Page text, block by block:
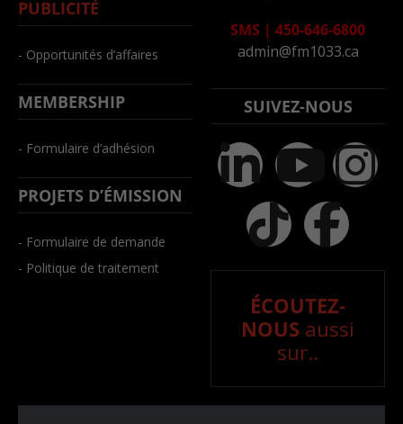
PUBLICITÉ
- Opportunités d’affaires
MEMBERSHIP
- Formulaire d’adhésion
PROJETS D’ÉMISSION
- Formulaire de demande
- Politique de traitement
SMS | 450-646-6800
admin@fm1033.ca
SUIVEZ-NOUS
ÉCOUTEZ-
NOUS aussi
sur..